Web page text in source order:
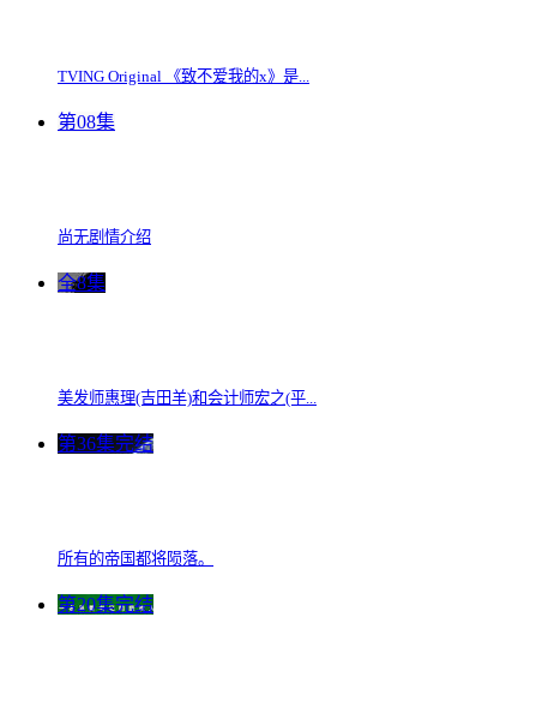
TVING Original 《致不爱我的x》是...
第08集
尚无剧情介绍
全8集
美发师惠理(吉田羊)和会计师宏之(平...
第36集完结
所有的帝国都将陨落。
第20集完结